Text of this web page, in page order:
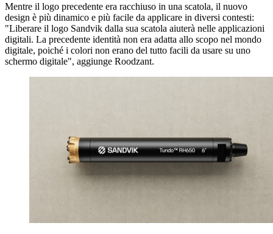
Mentre il logo precedente era racchiuso in una scatola, il nuovo
design è più dinamico e più facile da applicare in diversi contesti:
"Liberare il logo Sandvik dalla sua scatola aiuterà nelle applicazioni
digitali. La precedente identità non era adatta allo scopo nel mondo
digitale, poiché i colori non erano del tutto facili da usare su uno
schermo digitale", aggiunge Roodzant.